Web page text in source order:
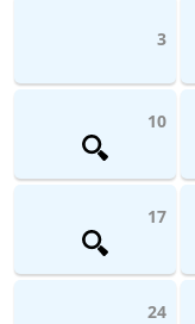
3
10
17
24